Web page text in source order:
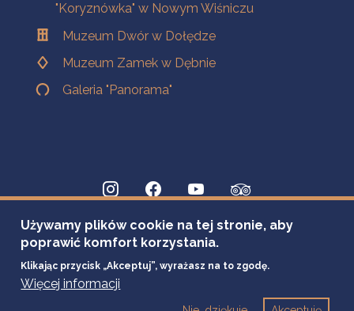
"Koryznówka" w Nowym Wiśniczu
Muzeum Dwór w Dołędze
Muzeum Zamek w Dębnie
Galeria "Panorama"
Używamy plików cookie na tej stronie, aby
poprawić komfort korzystania.
Klikając przycisk „Akceptuj”, wyrażasz na to zgodę.
Więcej informacji